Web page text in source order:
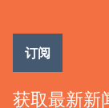
获取最新新
订阅